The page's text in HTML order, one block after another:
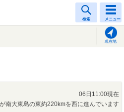
検索 メニュー
現在地
06日11:00現在
南大東島の東約220kmを西に進んでいます